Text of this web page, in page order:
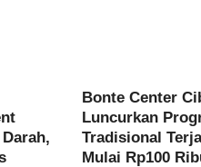
Bonte Center
Luncurkan
Tradisional
Mulai Rp100